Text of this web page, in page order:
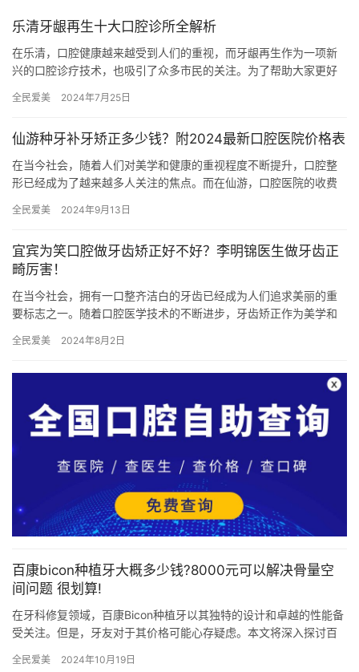
乐清牙龈再生十大口腔诊所全解析
在乐清，口腔健康越来越受到人们的重视，而牙龈再生作为一项新
兴的口腔诊疗技术，也吸引了众多市民的关注。为了帮助大家更好
进行全…
全民爱美 2024年7月25日
仙游种牙补牙矫正多少钱？附2024最新口腔医院价格表
在当今社会，随着人们对美学和健康的重视程度不断提升，口腔整
形已经成为了越来越多人关注的焦点。而在仙游，口腔医院的收费
番整理…
全民爱美 2024年9月13日
宜宾为笑口腔做牙齿矫正好不好？李明锦医生做牙齿正
畸厉害！
在当今社会，拥有一口整齐洁白的牙齿已经成为人们追求美丽的重
要标志之一。随着口腔医学技术的不断进步，牙齿矫正作为美学和
一家口…
全民爱美 2024年8月2日
百康bicon种植牙大概多少钱?8000元可以解决骨量空
间问题 很划算!
在牙科修复领域，百康Bicon种植牙以其独特的设计和卓越的性能备
受关注。但是，牙友对于其价格可能心存疑虑。本文将深入探讨百
全民爱美 2024年10月19日